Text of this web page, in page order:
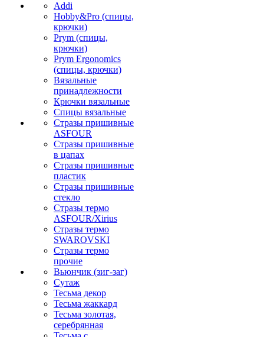
Addi
Hobby&Pro (спицы,
крючки)
Prym (спицы,
крючки)
Prym Ergonomics
(спицы, крючки)
Вязальные
принадлежности
Крючки вязальные
Спицы вязальные
Стразы пришивные
ASFOUR
Стразы пришивные
в цапах
Стразы пришивные
пластик
Стразы пришивные
стекло
Стразы термо
ASFOUR/Xirius
Стразы термо
SWAROVSKI
Стразы термо
прочие
Вьюнчик (зиг-заг)
Сутаж
Тесьма декор
Тесьма жаккард
Тесьма золотая,
серебрянная